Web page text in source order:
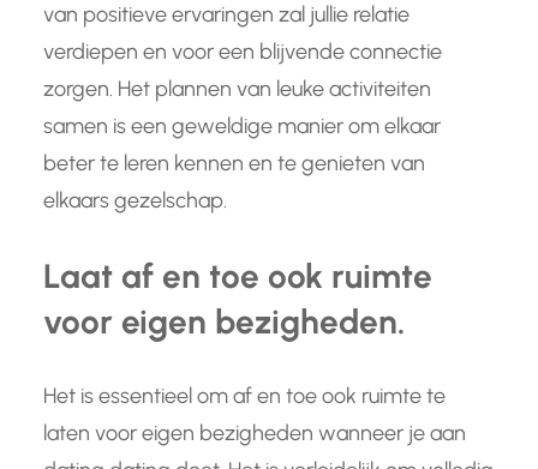
van positieve ervaringen zal jullie relatie
verdiepen en voor een blijvende connectie
zorgen. Het plannen van leuke activiteiten
samen is een geweldige manier om elkaar
beter te leren kennen en te genieten van
elkaars gezelschap.
Laat af en toe ook ruimte
voor eigen bezigheden.
Het is essentieel om af en toe ook ruimte te
laten voor eigen bezigheden wanneer je aan